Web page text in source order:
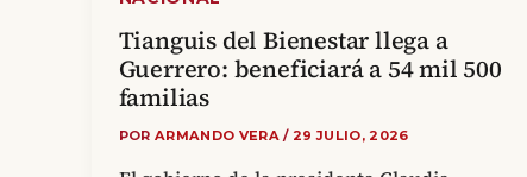
Tianguis del Bienestar llega a
Guerrero: beneficiará a 54 mil 500
familias
POR ARMANDO VERA/ 29 JULIO, 2026